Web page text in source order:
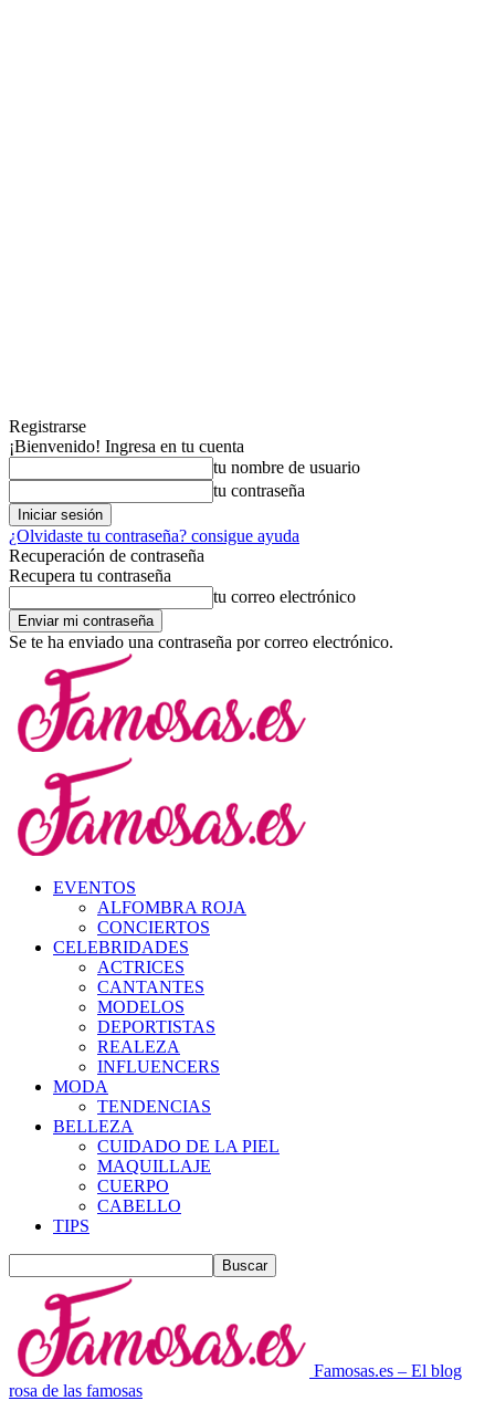
Registrarse
¡Bienvenido! Ingresa en tu cuenta
tu nombre de usuario
tu contraseña
¿Olvidaste tu contraseña? consigue ayuda
Recuperación de contraseña
Recupera tu contraseña
tu correo electrónico
Se te ha enviado una contraseña por correo electrónico.
EVENTOS
ALFOMBRA ROJA
CONCIERTOS
CELEBRIDADES
ACTRICES
CANTANTES
MODELOS
DEPORTISTAS
REALEZA
INFLUENCERS
MODA
TENDENCIAS
BELLEZA
CUIDADO DE LA PIEL
MAQUILLAJE
CUERPO
CABELLO
TIPS
Famosas.es – El blog
rosa de las famosas